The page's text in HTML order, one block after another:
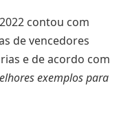
contou com
de vencedores
e de acordo com
exemplos para